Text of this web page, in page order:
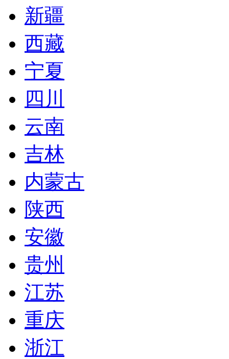
新疆
西藏
宁夏
四川
云南
吉林
内蒙古
陕西
安徽
贵州
江苏
重庆
浙江